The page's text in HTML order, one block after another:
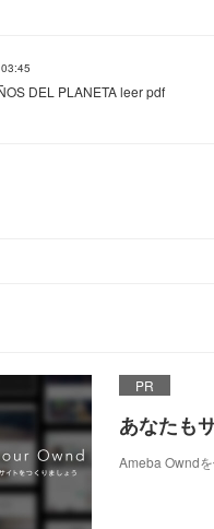
DEL PLANETA leer pdf
PR
あなたも
Ameba Ownd